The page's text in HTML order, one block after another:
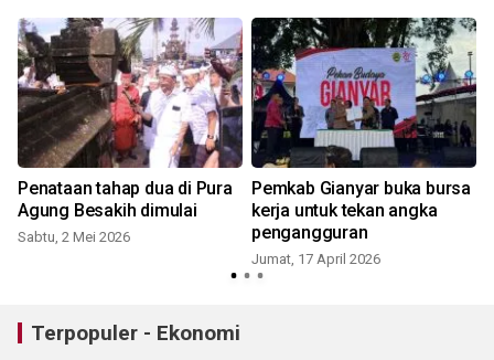
Penataan tahap dua di Pura
Agung Besakih dimulai
Sabtu, 2 Mei 2026
Pemkab Gianyar buka bursa
kerja untuk tekan angka
pengangguran
Jumat, 17 April 2026
Terpopuler - Ekonomi